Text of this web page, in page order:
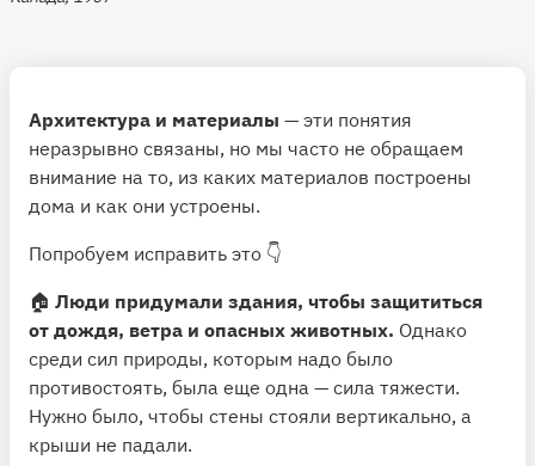
Архитектура и материалы — эти понятия
неразрывно связаны, но мы часто не обращаем
внимание на то, из каких материалов построены
дома и как они устроены.
Попробуем исправить это 👇
🏠 Люди придумали здания, чтобы защититься
от дождя, ветра и опасных животных. Однако
среди сил природы, которым надо было
противостоять, была еще одна — сила тяжести.
Нужно было, чтобы стены стояли вертикально, а
крыши не падали.